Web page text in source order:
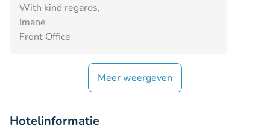
With kind regards,
Imane
Front Office
Meer weergeven
Hotelinformatie